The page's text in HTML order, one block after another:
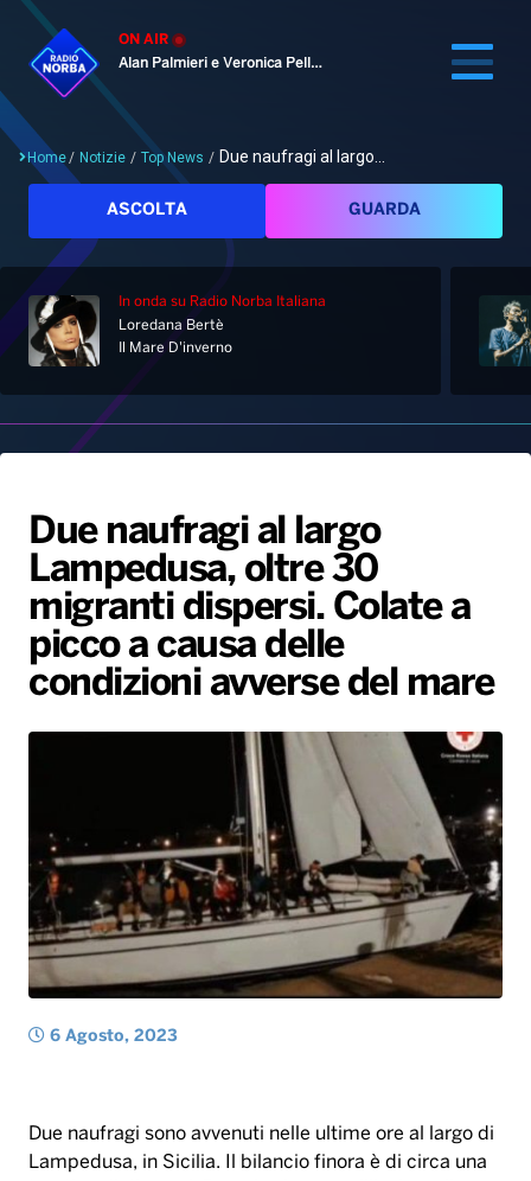
ON AIR
Alan Palmieri e Veronica Pellegrino
Cerca
Home
Palinsesto
Hit Dance
Giochi&Concorsi
PALATOUR
Notizie
Locali
Musica e Spettacolo
Sport
Radio Norba Consiglia
Leggerissime
Playlist
Generale
Novità
Notiziario
Interviste
Oroscopo
Speciale Astrabilia 2026
Gallery
Radio Norba News TV
Voce al Bari
Battiti Live 2026
Gallery
Home/ Notizie / Top News / Due naufragi al largo...
ASCOLTA GUARDA
In onda su Radio Norba Italiana
Loredana Bertè
Il Mare D'inverno
Due naufragi al largo
Lampedusa, oltre 30
migranti dispersi. Colate a
picco a causa delle
condizioni avverse del mare
6 Agosto, 2023
Due naufragi sono avvenuti nelle ultime ore al largo di
Lampedusa, in Sicilia. Il bilancio finora è di circa una